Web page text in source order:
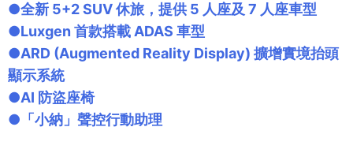
●全新 5+2 SUV 休旅，提供 5 人座及 7 人座車型
●Luxgen 首款搭載 ADAS 車型
●ARD (Augmented Reality Display) 擴增實境抬頭
顯示系統
●AI 防盜座椅
●「小納」聲控行動助理